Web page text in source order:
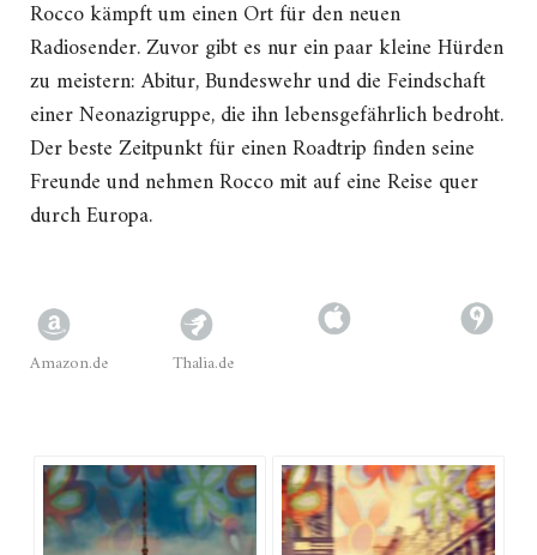
Rocco kämpft um einen Ort für den neuen
Radiosender. Zuvor gibt es nur ein paar kleine Hürden
zu meistern: Abitur, Bundeswehr und die Feindschaft
einer Neonazigruppe, die ihn lebensgefährlich bedroht.
Der beste Zeitpunkt für einen Roadtrip finden seine
Freunde und nehmen Rocco mit auf eine Reise quer
durch Europa.
Amazon.de Thalia.de